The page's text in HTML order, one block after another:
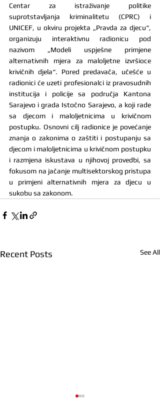
Centar za istraživanje politike
suprotstavljanja kriminalitetu (CPRC) i
UNICEF, u okviru projekta „Pravda za djecu“,
organizuju interaktivnu radionicu pod
nazivom „Modeli uspješne primjene
alternativnih mjera za maloljetne izvršioce
krivičnih djela“. Pored predavača, učešće u
radionici će uzeti profesionalci iz pravosudnih
institucija i policije sa područja Kantona
Sarajevo i grada Istočno Sarajevo, a koji rade
sa djecom i maloljetnicima u krivičnom
postupku. Osnovni cilj radionice je povećanje
znanja o zakonima o zaštiti i postupanju sa
djecom i maloljetnicima u krivičnom postupku
i razmjena iskustava u njihovoj provedbi, sa
fokusom na jačanje multisektorskog pristupa
u primjeni alternativnih mjera za djecu u
sukobu sa zakonom.
Recent Posts See All